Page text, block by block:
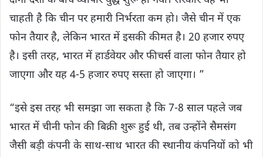
चाहती है कि चीन पर हमारी निर्भरता कम हो। जैसे चीन में एक
फोन तैयार है, लेकिन भारत में इसकी कीमत है। 20 हजार रुपए
है। इसी तरह, भारत में हार्डवेयर और फीचर्स वाला फोन तैयार हो
जाएगा और यह 4-5 हजार रुपए सस्ता हो जाएगा। ”
“इसे इस तरह भी समझा जा सकता है कि 7-8 साल पहले जब
भारत में चीनी फोन की बिक्री शुरू हुई थी, तब उन्होंने सैमसंग
जैसी बड़ी कंपनी के साथ-साथ भारत की स्थानीय कंपनियों को भी